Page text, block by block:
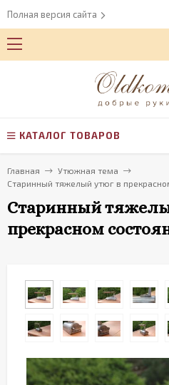
Полная версия сайта
КАТАЛОГ ТОВАРОВ
Главная
Утюжная тема
Старинный тяжелый утюг в
Старинный
прекрасном